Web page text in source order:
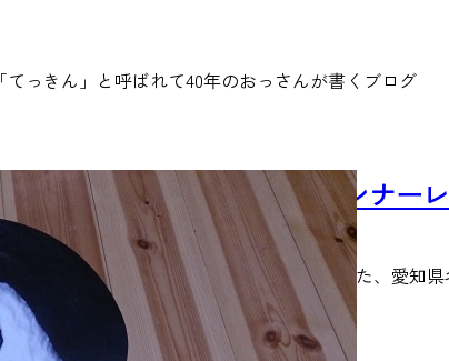
「てっきん」と呼ばれて40年のおっさんが書くブログ
『あいちトリエンナー
2013/8/11
2013年8月10日から始まった、愛知
READ MORE